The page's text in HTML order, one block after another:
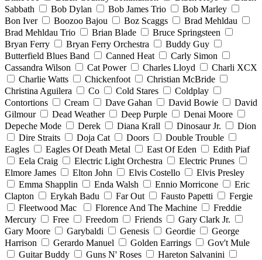
Sabbath
Bob Dylan Bob James Trio
Bob Marley
Bon Iver
Boozoo Bajou Boz Scaggs
Brad Mehldau
Brad Mehldau Trio
Brian Blade
Bruce Springsteen
Bryan Ferry
Bryan Ferry Orchestra
Buddy Guy
Butterfield Blues Band
Canned Heat
Carly Simon
Cassandra Wilson
Cat Power Charles Lloyd
Charli XCX
Charlie Watts
Chickenfoot
Christian McBride
Christina Aguilera
Co Cold Stares
Coldplay
Contortions
Cream Dave Gahan David Bowie
David
Gilmour
Dead Weather Deep Purple
Denai Moore
Depeche Mode
Derek Diana Krall Dinosaur Jr.
Dion
Dire Straits
Doja Cat Doors
Double Trouble
Eagles
Eagles Of Death Metal East Of Eden
Edith Piaf
Eela Craig
Electric Light Orchestra
Electric Prunes
Elmore James
Elton John Elvis Costello
Elvis Presley
Emma Shapplin
Enda Walsh Ennio Morricone
Eric
Clapton
Erykah Badu Far Out Fausto Papetti
Fergie
Fleetwood Mac
Florence And The Machine
Freddie
Mercury
Free Freedom Friends
Gary Clark Jr.
Gary Moore
Garybaldi Genesis Geordie
George
Harrison
Gerardo Manuel Golden Earrings
Gov't Mule
Guitar Buddy
Guns N' Roses
Hareton Salvanini